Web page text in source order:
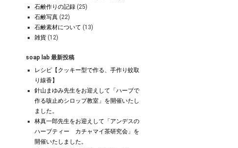
石鹸作りの記録 (25)
石鹸写真 (22)
石鹸素材について (13)
雑貨 (12)
soap lab 最新投稿
レシピ【クッキー型で作る、手作り蚊取
り線香】
針山まゆみ先生をお迎えして「ハーブで
作る咳止めシロップ教室」を開催いたし
ました。
林真一郎先生をお迎えして「アンデスの
ハーブティー カチャマイ茶研究会」を
開催いたしました。